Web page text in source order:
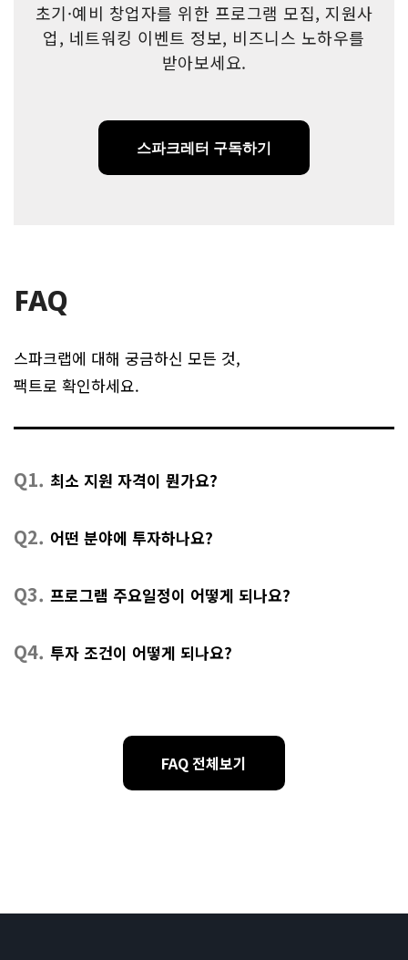
초기·예비 창업자를 위한 프로그램 모집, 지원사
업, 네트워킹 이벤트 정보, 비즈니스 노하우를
받아보세요.
스파크레터 구독하기
FAQ
스파크랩에 대해 궁금하신 모든 것,
팩트로 확인하세요.
Q1. 최소 지원 자격이 뭔가요?
Q2. 어떤 분야에 투자하나요?
Q3. 프로그램 주요일정이 어떻게 되나요?
Q4. 투자 조건이 어떻게 되나요?
FAQ 전체보기